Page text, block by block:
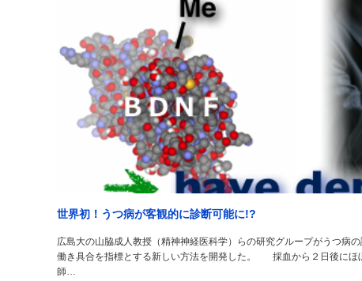
世界初！うつ病が客観的に診断可能に!?
広島大の山脇成人教授（精神神経医科学）らの研究グループがうつ病
働き具合を指標とする新しい方法を開発した。 採血から２日後にほ
師…